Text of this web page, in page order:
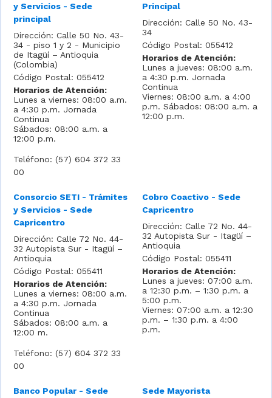
y Servicios - Sede
principal
Dirección: Calle 50 No. 43-
34 - piso 1 y 2 - Municipio
de Itagüí – Antioquia
(Colombia)
Código Postal: 055412
Horarios de Atención:
Lunes a viernes: 08:00 a.m.
a 4:30 p.m. Jornada
Continua
Sábados: 08:00 a.m. a
12:00 p.m.
Teléfono: (57) 604 372 33
00
Principal
Dirección: Calle 50 No. 43-
34
Código Postal: 055412
Horarios de Atención:
Lunes a jueves: 08:00 a.m.
a 4:30 p.m. Jornada
Continua
Viernes: 08:00 a.m. a 4:00
p.m. Sábados: 08:00 a.m. a
12:00 p.m.
Consorcio SETI - Trámites
y Servicios - Sede
Capricentro
Dirección: Calle 72 No. 44-
32 Autopista Sur - Itagüí –
Antioquia
Código Postal: 055411
Horarios de Atención:
Lunes a viernes: 08:00 a.m.
a 4:30 p.m. Jornada
Continua
Sábados: 08:00 a.m. a
12:00 m.
Teléfono: (57) 604 372 33
00
Cobro Coactivo - Sede
Capricentro
Dirección: Calle 72 No. 44-
32 Autopista Sur - Itagüí –
Antioquia
Código Postal: 055411
Horarios de Atención:
Lunes a jueves: 07:00 a.m.
a 12:30 p.m. – 1:30 p.m. a
5:00 p.m.
Viernes: 07:00 a.m. a 12:30
p.m. – 1:30 p.m. a 4:00
p.m.
Banco Popular - Sede
Sede Mayorista